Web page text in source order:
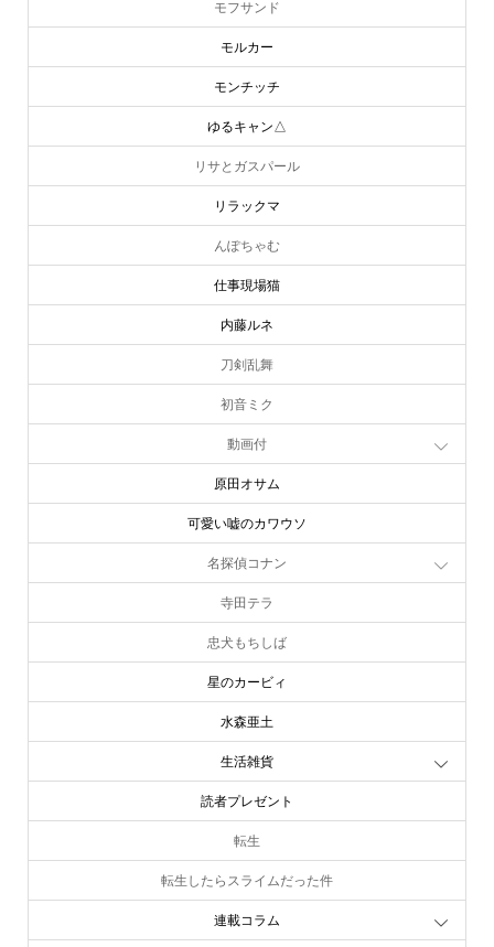
モフサンド
モルカー
モンチッチ
ゆるキャン△
リサとガスパール
リラックマ
んぽちゃむ
仕事現場猫
内藤ルネ
刀剣乱舞
初音ミク
動画付
原田オサム
可愛い嘘のカワウソ
名探偵コナン
寺田テラ
忠犬もちしば
星のカービィ
水森亜土
生活雑貨
読者プレゼント
転生
転生したらスライムだった件
連載コラム